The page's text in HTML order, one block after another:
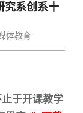
系创系十
体教育
于开课教学